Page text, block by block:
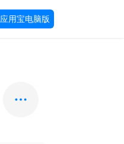
应用宝电脑版